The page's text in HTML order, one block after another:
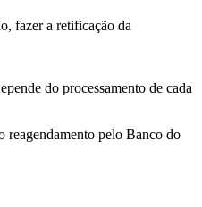
fazer a retificação da
do processamento de cada
reagendamento pelo Banco do